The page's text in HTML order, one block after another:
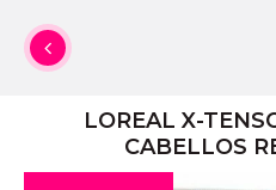
LOREAL X-
CABELLOS